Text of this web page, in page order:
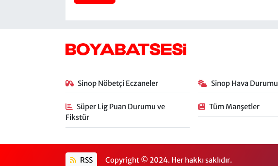
Sinop Nöbetçi Eczaneler Sinop Hava Durumu
Süper Lig Puan Durumu ve
Fikstür
Tüm Manşetler
RSS Copyright © 2024. Her hakkı saklıdır.